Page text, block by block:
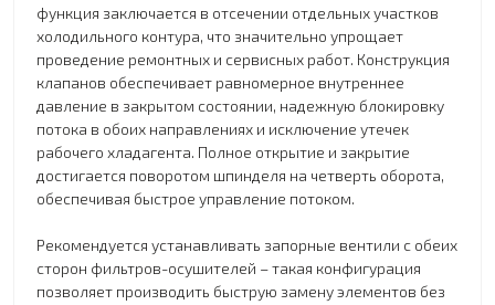
функция заключается в отсечении отдельных участков
холодильного контура, что значительно упрощает
проведение ремонтных и сервисных работ. Конструкция
клапанов обеспечивает равномерное внутреннее
давление в закрытом состоянии, надежную блокировку
потока в обоих направлениях и исключение утечек
рабочего хладагента. Полное открытие и закрытие
достигается поворотом шпинделя на четверть оборота,
обеспечивая быстрое управление потоком.
Рекомендуется устанавливать запорные вентили с обеих
сторон фильтров-осушителей – такая конфигурация
позволяет производить быструю замену элементов без